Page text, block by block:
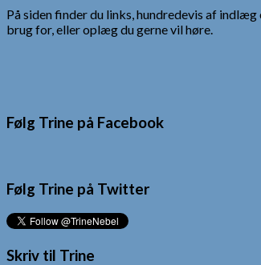
På siden finder du links, hundredevis af
brug for, eller oplæg du gerne vil høre.
Følg Trine på Facebook
Følg Trine på Twitter
Skriv til Trine